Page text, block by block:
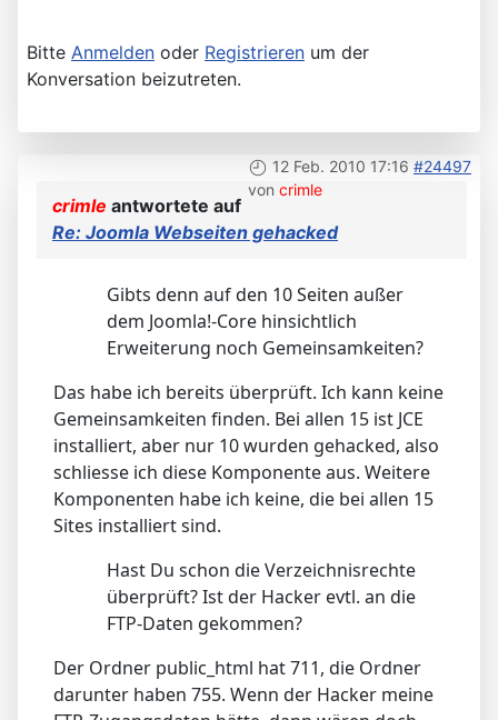
Bitte Anmelden oder Registrieren um der
Konversation beizutreten.
12 Feb. 2010 17:16 #24497
von crimle
crimle antwortete auf
Re: Joomla Webseiten gehacked
Gibts denn auf den 10 Seiten außer
dem Joomla!-Core hinsichtlich
Erweiterung noch Gemeinsamkeiten?
Das habe ich bereits überprüft. Ich kann keine
Gemeinsamkeiten finden. Bei allen 15 ist JCE
installiert, aber nur 10 wurden gehacked, also
schliesse ich diese Komponente aus. Weitere
Komponenten habe ich keine, die bei allen 15
Sites installiert sind.
Hast Du schon die Verzeichnisrechte
überprüft? Ist der Hacker evtl. an die
FTP-Daten gekommen?
Der Ordner public_html hat 711, die Ordner
darunter haben 755. Wenn der Hacker meine